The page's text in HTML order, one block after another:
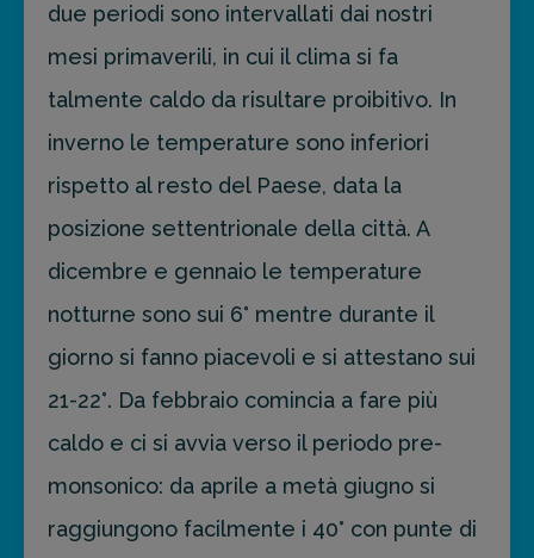
due periodi sono intervallati dai nostri
mesi primaverili, in cui il clima si fa
talmente caldo da risultare proibitivo. In
inverno le temperature sono inferiori
rispetto al resto del Paese, data la
posizione settentrionale della città. A
dicembre e gennaio le temperature
notturne sono sui 6° mentre durante il
giorno si fanno piacevoli e si attestano sui
21-22°. Da febbraio comincia a fare più
caldo e ci si avvia verso il periodo pre-
monsonico: da aprile a metà giugno si
raggiungono facilmente i 40° con punte di